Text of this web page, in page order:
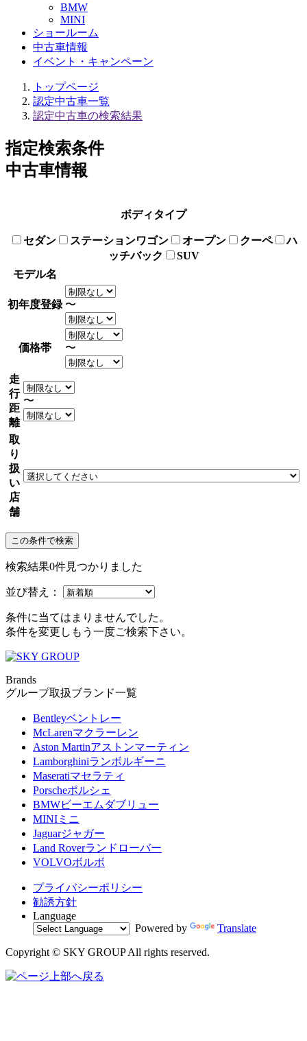
BMW
MINI
ショールーム
中古車情報
イベント・キャンペーン
トップページ
認定中古車一覧
認定中古車の検索結果
指定検索条件
中古車情報
ボディタイプ
セダン ステーションワゴン オープン クーペ
ハ
ッチバック
SUV
モデル名
初年度登録 〜
価格帯 〜
走
行
距
離
〜
取
り
扱
い
店
舗
この条件で検索
検索結果0件見つかりました
並び替え：
条件に当てはまりませんでした。
条件を変更しもう一度ご検索下さい。
Brands
グループ取扱ブランド一覧
Bentleyベントレー
McLarenマクラーレン
Aston Martinアストンマーティン
Lamborghiniランボルギーニ
Maseratiマセラティ
Porscheポルシェ
BMWビーエムダブリュー
MINI ミニ
Jaguarジャガー
Land Roverランドローバー
VOLVOボルボ
プライバシーポリシー
勧誘方針
Language
Powered by
Translate
Copyright © SKY GROUP All rights reserved.